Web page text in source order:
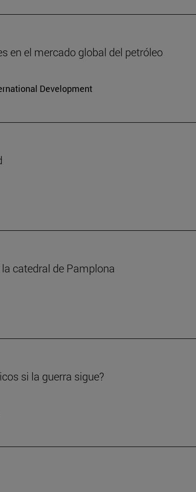
en el mercado global del petróleo
Development
catedral de Pamplona
si la guerra sigue?